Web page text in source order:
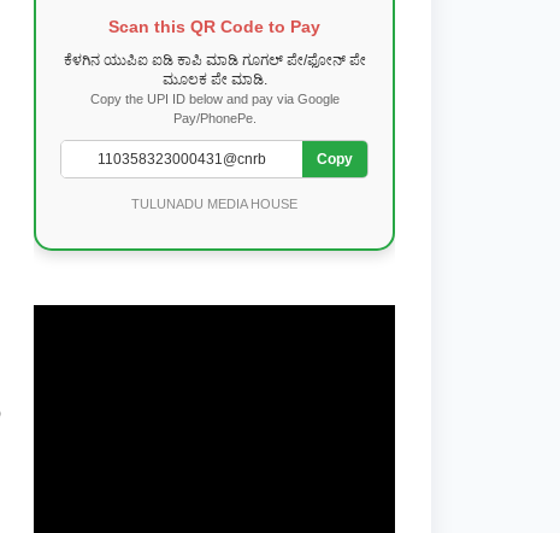
Scan this QR Code to Pay
ಕೆಳಗಿನ ಯುಪಿಐ ಐಡಿ ಕಾಪಿ ಮಾಡಿ ಗೂಗಲ್ ಪೇ/ಫೋನ್ ಪೇ
ಮೂಲಕ ಪೇ ಮಾಡಿ.
Copy the UPI ID below and pay via Google
Pay/PhonePe.
Copy
TULUNADU MEDIA HOUSE